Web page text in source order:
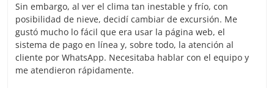
Sin embargo, al ver el clima tan inestable y frío, con
posibilidad de nieve, decidí cambiar de excursión. Me
gustó mucho lo fácil que era usar la página web, el
sistema de pago en línea y, sobre todo, la atención al
cliente por WhatsApp. Necesitaba hablar con el equipo y
me atendieron rápidamente.